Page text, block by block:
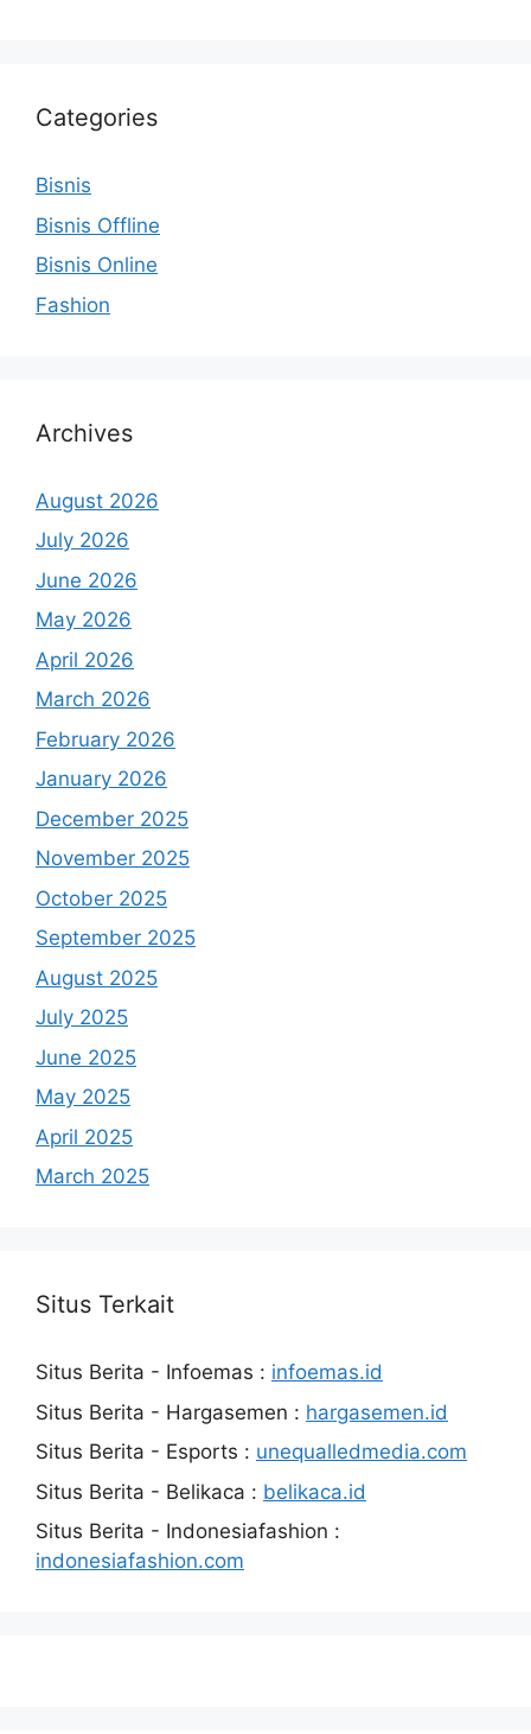
Categories
Bisnis
Bisnis Offline
Bisnis Online
Fashion
Archives
August 2026
July 2026
June 2026
May 2026
April 2026
March 2026
February 2026
January 2026
December 2025
November 2025
October 2025
September 2025
August 2025
July 2025
June 2025
May 2025
April 2025
March 2025
Situs Terkait
Situs Berita - Infoemas : infoemas.id
Situs Berita - Hargasemen : hargasemen.id
Situs Berita - Esports : unequalledmedia.com
Situs Berita - Belikaca : belikaca.id
Situs Berita - Indonesiafashion :
indonesiafashion.com